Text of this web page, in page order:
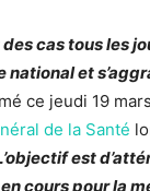
cas tous les
national et
ce jeudi 19
de la Santé
est
cours pour la